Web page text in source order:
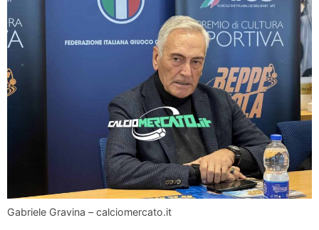
Gabriele Gravina – calciomercato.it